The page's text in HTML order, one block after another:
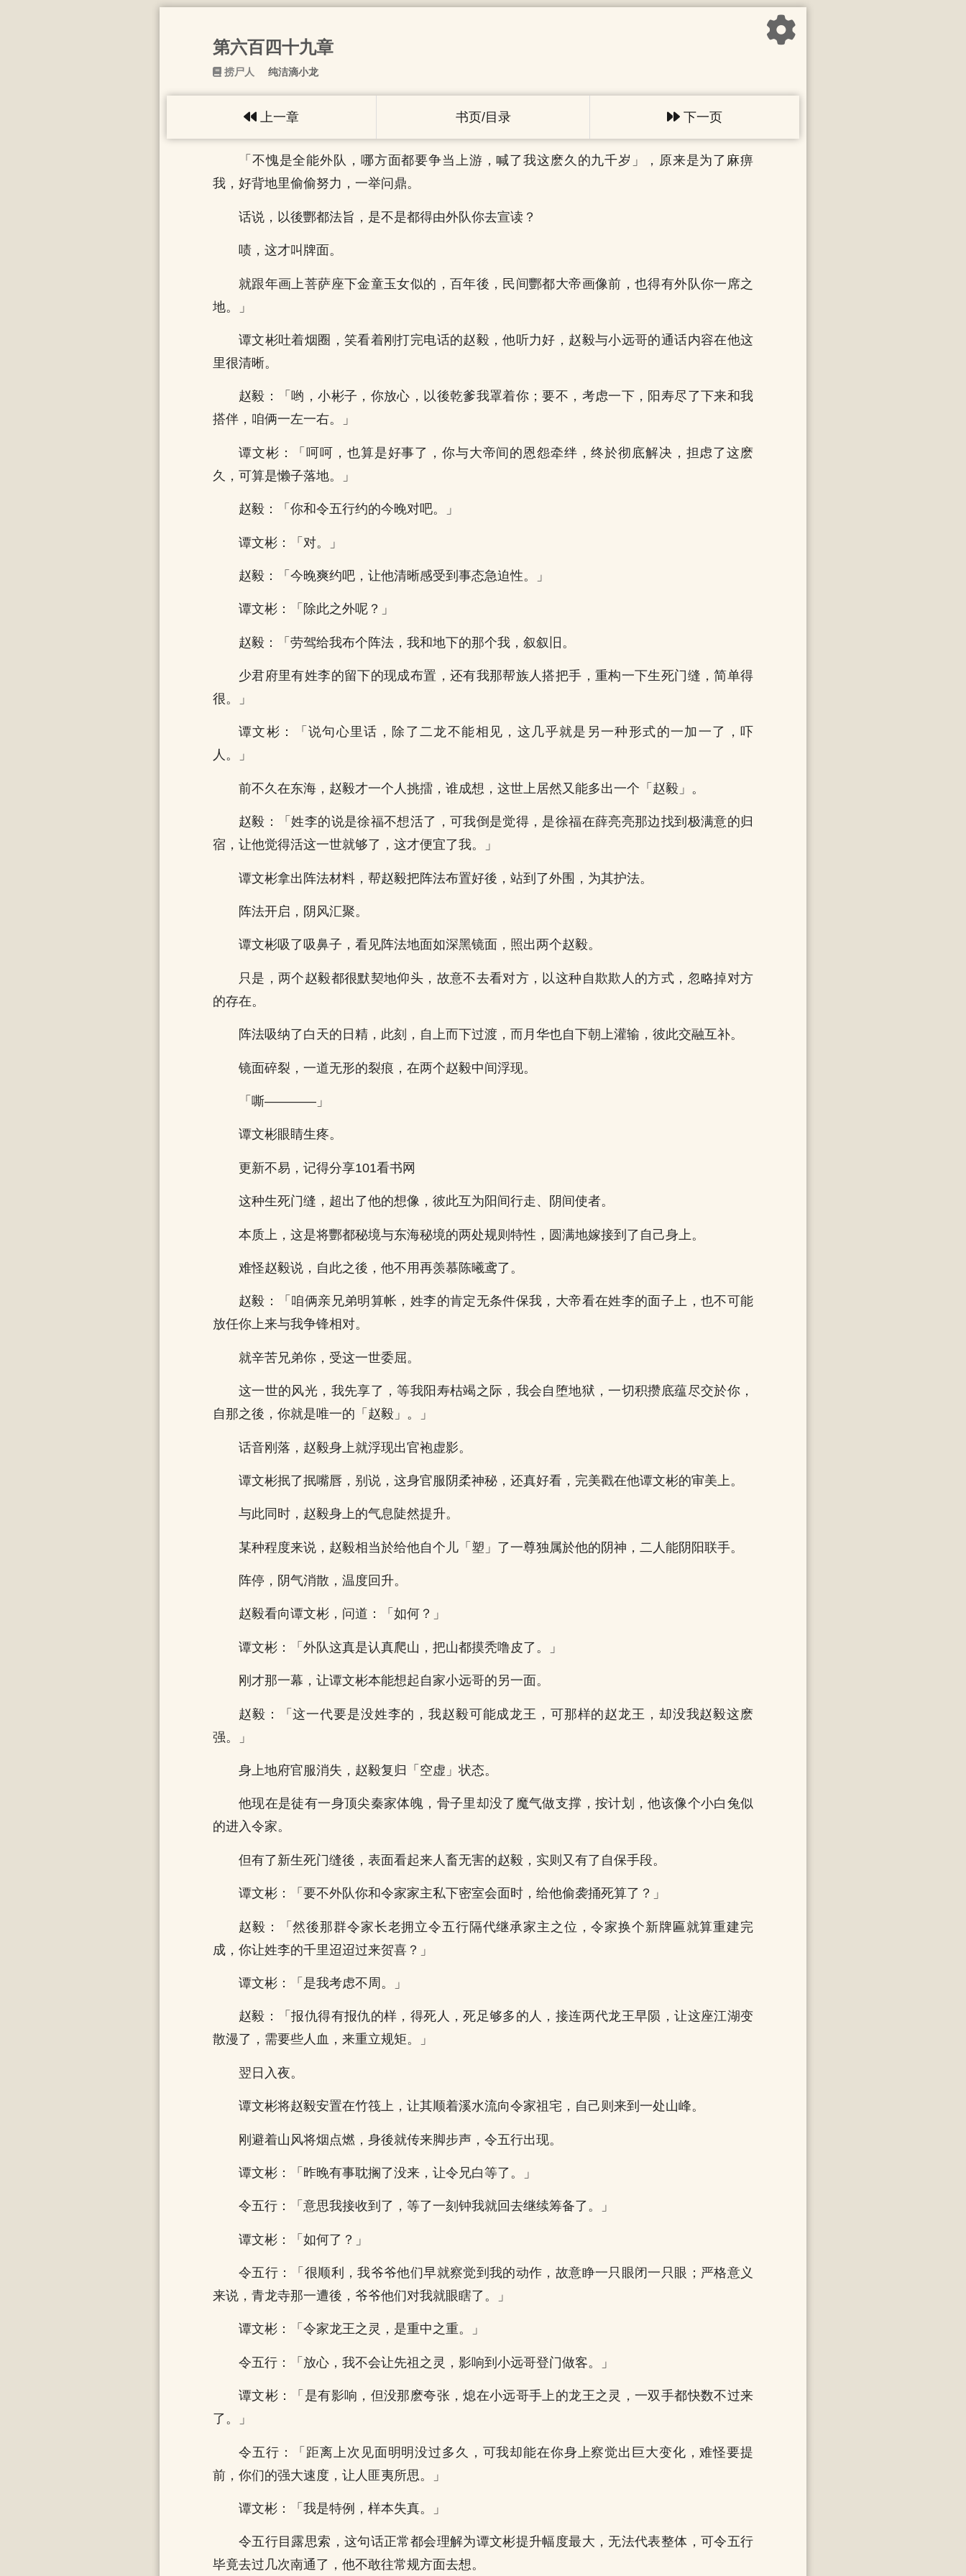
第六百四十九章
捞尸人 纯洁滴小龙
上一章 书页/目录 下一页
「不愧是全能外队，哪方面都要争当上游，喊了我这麽久的九千岁」，原来是为了麻痹
我，好背地里偷偷努力，一举问鼎。
话说，以後酆都法旨，是不是都得由外队你去宣读？
啧，这才叫牌面。
就跟年画上菩萨座下金童玉女似的，百年後，民间酆都大帝画像前，也得有外队你一席之
地。」
谭文彬吐着烟圈，笑看着刚打完电话的赵毅，他听力好，赵毅与小远哥的通话内容在他这
里很清晰。
赵毅：「哟，小彬子，你放心，以後乾爹我罩着你；要不，考虑一下，阳寿尽了下来和我
搭伴，咱俩一左一右。」
谭文彬：「呵呵，也算是好事了，你与大帝间的恩怨牵绊，终於彻底解决，担虑了这麽
久，可算是懒子落地。」
赵毅：「你和令五行约的今晚对吧。」
谭文彬：「对。」
赵毅：「今晚爽约吧，让他清晰感受到事态急迫性。」
谭文彬：「除此之外呢？」
赵毅：「劳驾给我布个阵法，我和地下的那个我，叙叙旧。
少君府里有姓李的留下的现成布置，还有我那帮族人搭把手，重构一下生死门缝，简单得
很。」
谭文彬：「说句心里话，除了二龙不能相见，这几乎就是另一种形式的一加一了，吓
人。」
前不久在东海，赵毅才一个人挑擂，谁成想，这世上居然又能多出一个「赵毅」。
赵毅：「姓李的说是徐福不想活了，可我倒是觉得，是徐福在薛亮亮那边找到极满意的归
宿，让他觉得活这一世就够了，这才便宜了我。」
谭文彬拿出阵法材料，帮赵毅把阵法布置好後，站到了外围，为其护法。
阵法开启，阴风汇聚。
谭文彬吸了吸鼻子，看见阵法地面如深黑镜面，照出两个赵毅。
只是，两个赵毅都很默契地仰头，故意不去看对方，以这种自欺欺人的方式，忽略掉对方
的存在。
阵法吸纳了白天的日精，此刻，自上而下过渡，而月华也自下朝上灌输，彼此交融互补。
镜面碎裂，一道无形的裂痕，在两个赵毅中间浮现。
「嘶————」
谭文彬眼睛生疼。
更新不易，记得分享101看书网
这种生死门缝，超出了他的想像，彼此互为阳间行走、阴间使者。
本质上，这是将酆都秘境与东海秘境的两处规则特性，圆满地嫁接到了自己身上。
难怪赵毅说，自此之後，他不用再羡慕陈曦鸢了。
赵毅：「咱俩亲兄弟明算帐，姓李的肯定无条件保我，大帝看在姓李的面子上，也不可能
放任你上来与我争锋相对。
就辛苦兄弟你，受这一世委屈。
这一世的风光，我先享了，等我阳寿枯竭之际，我会自堕地狱，一切积攒底蕴尽交於你，
自那之後，你就是唯一的「赵毅」。」
话音刚落，赵毅身上就浮现出官袍虚影。
谭文彬抿了抿嘴唇，别说，这身官服阴柔神秘，还真好看，完美戳在他谭文彬的审美上。
与此同时，赵毅身上的气息陡然提升。
某种程度来说，赵毅相当於给他自个儿「塑」了一尊独属於他的阴神，二人能阴阳联手。
阵停，阴气消散，温度回升。
赵毅看向谭文彬，问道：「如何？」
谭文彬：「外队这真是认真爬山，把山都摸秃噜皮了。」
刚才那一幕，让谭文彬本能想起自家小远哥的另一面。
赵毅：「这一代要是没姓李的，我赵毅可能成龙王，可那样的赵龙王，却没我赵毅这麽
强。」
身上地府官服消失，赵毅复归「空虚」状态。
他现在是徒有一身顶尖秦家体魄，骨子里却没了魔气做支撑，按计划，他该像个小白兔似
的进入令家。
但有了新生死门缝後，表面看起来人畜无害的赵毅，实则又有了自保手段。
谭文彬：「要不外队你和令家家主私下密室会面时，给他偷袭捅死算了？」
赵毅：「然後那群令家长老拥立令五行隔代继承家主之位，令家换个新牌匾就算重建完
成，你让姓李的千里迢迢过来贺喜？」
谭文彬：「是我考虑不周。」
赵毅：「报仇得有报仇的样，得死人，死足够多的人，接连两代龙王早陨，让这座江湖变
散漫了，需要些人血，来重立规矩。」
翌日入夜。
谭文彬将赵毅安置在竹筏上，让其顺着溪水流向令家祖宅，自己则来到一处山峰。
刚避着山风将烟点燃，身後就传来脚步声，令五行出现。
谭文彬：「昨晚有事耽搁了没来，让令兄白等了。」
令五行：「意思我接收到了，等了一刻钟我就回去继续筹备了。」
谭文彬：「如何了？」
令五行：「很顺利，我爷爷他们早就察觉到我的动作，故意睁一只眼闭一只眼；严格意义
来说，青龙寺那一遭後，爷爷他们对我就眼瞎了。」
谭文彬：「令家龙王之灵，是重中之重。」
令五行：「放心，我不会让先祖之灵，影响到小远哥登门做客。」
谭文彬：「是有影响，但没那麽夸张，熄在小远哥手上的龙王之灵，一双手都快数不过来
了。」
令五行：「距离上次见面明明没过多久，可我却能在你身上察觉出巨大变化，难怪要提
前，你们的强大速度，让人匪夷所思。」
谭文彬：「我是特例，样本失真。」
令五行目露思索，这句话正常都会理解为谭文彬提升幅度最大，无法代表整体，可令五行
毕竟去过几次南通了，他不敢往常规方面去想。